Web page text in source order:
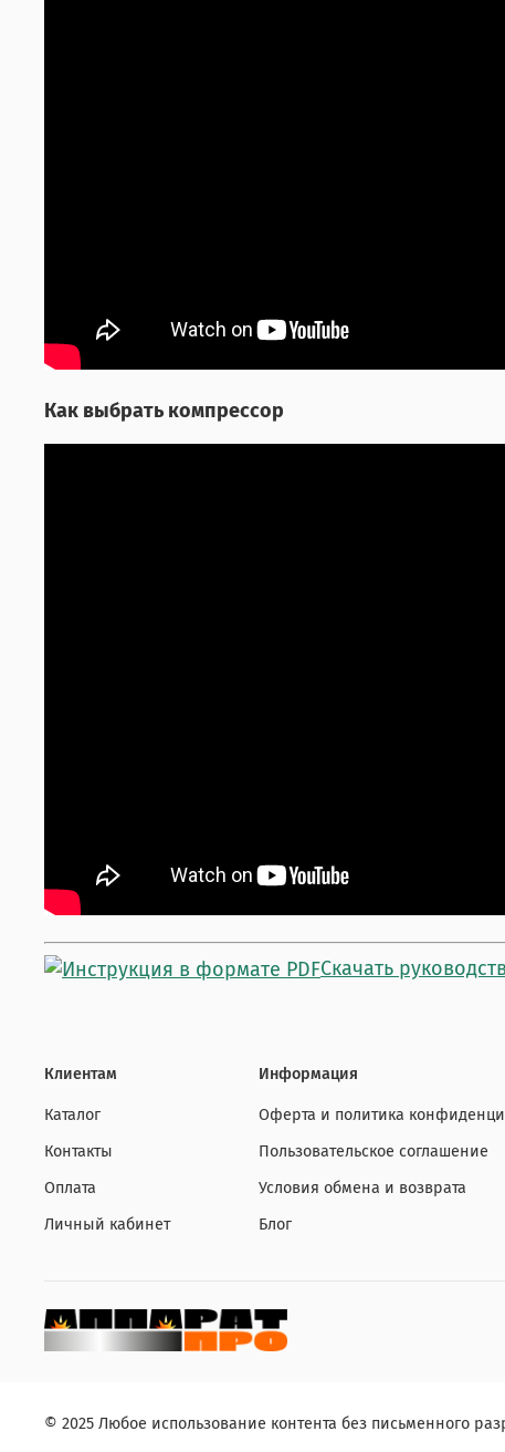
Как выбрать компрессор
Скачать
Клиентам
Каталог
Контакты
Оплата
Личный кабинет
Информация
Оферта и политика
Пользовательское соглашение
Условия обмена и возврата
Блог
© 2025 Любое использование контента без письменного